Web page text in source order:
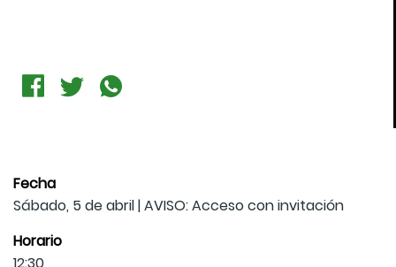
Fecha
Sábado, 5 de abril | AVISO: Acceso con invitación
Horario